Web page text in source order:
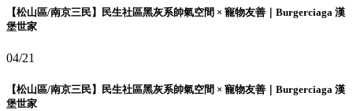
【松山區/南京三民】民生社區黑灰系帥氣空間 × 寵物友善｜Burgerciaga 漢
堡世家
04/21
【松山區/南京三民】民生社區黑灰系帥氣空間 × 寵物友善｜Burgerciaga 漢
堡世家